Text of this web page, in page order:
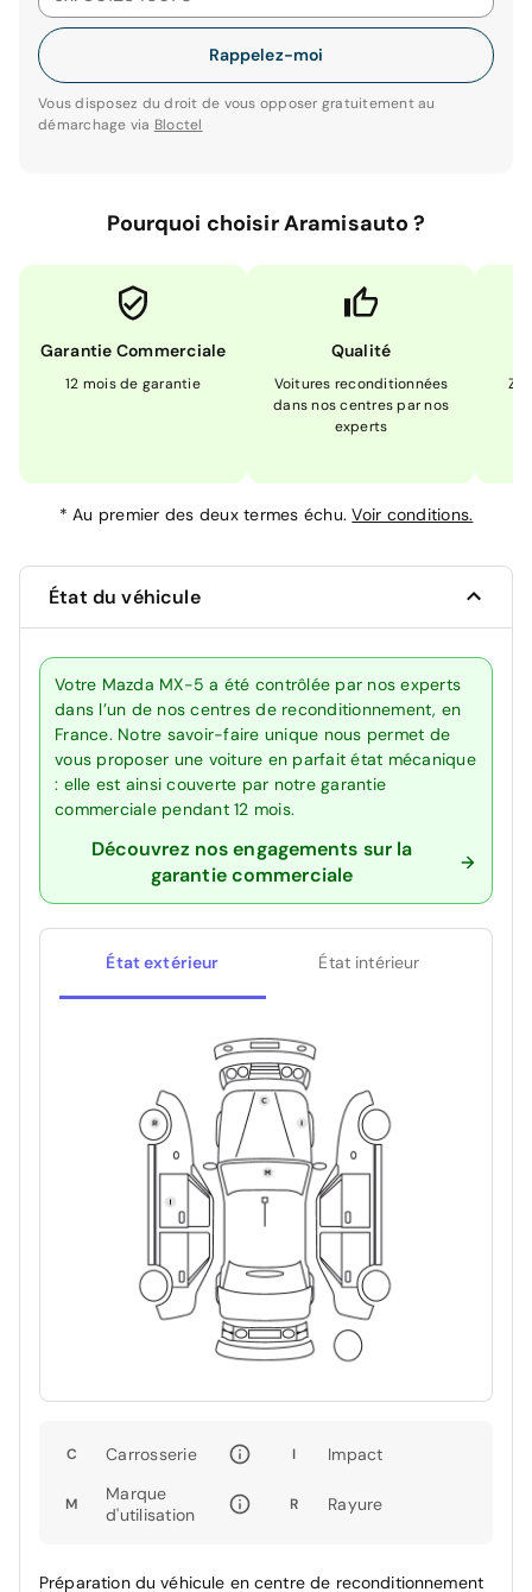
Rappelez-moi
Vous disposez du droit de vous opposer gratuitement au
démarchage via Bloctel
Pourquoi choisir Aramisauto ?
Garantie Commerciale
12 mois de garantie
Qualité
Voitures reconditionnées
dans nos centres par nos
experts
*Au premier des deux termes échu.Voir conditions.
État du véhicule
Votre Mazda MX-5 a été contrôlée par nos experts
dans l’un de nos centres de reconditionnement, en
France. Notre savoir-faire unique nous permet de
vous proposer une voiture en parfait état mécanique
: elle est ainsi couverte par notre garantie
commerciale pendant 12 mois.
Découvrez nos engagements sur la
garantie commerciale
État extérieur État intérieur
C Carrosserie I Impact
M
Marque
d'utilisation
R Rayure
Préparation du véhicule en centre de reconditionnement